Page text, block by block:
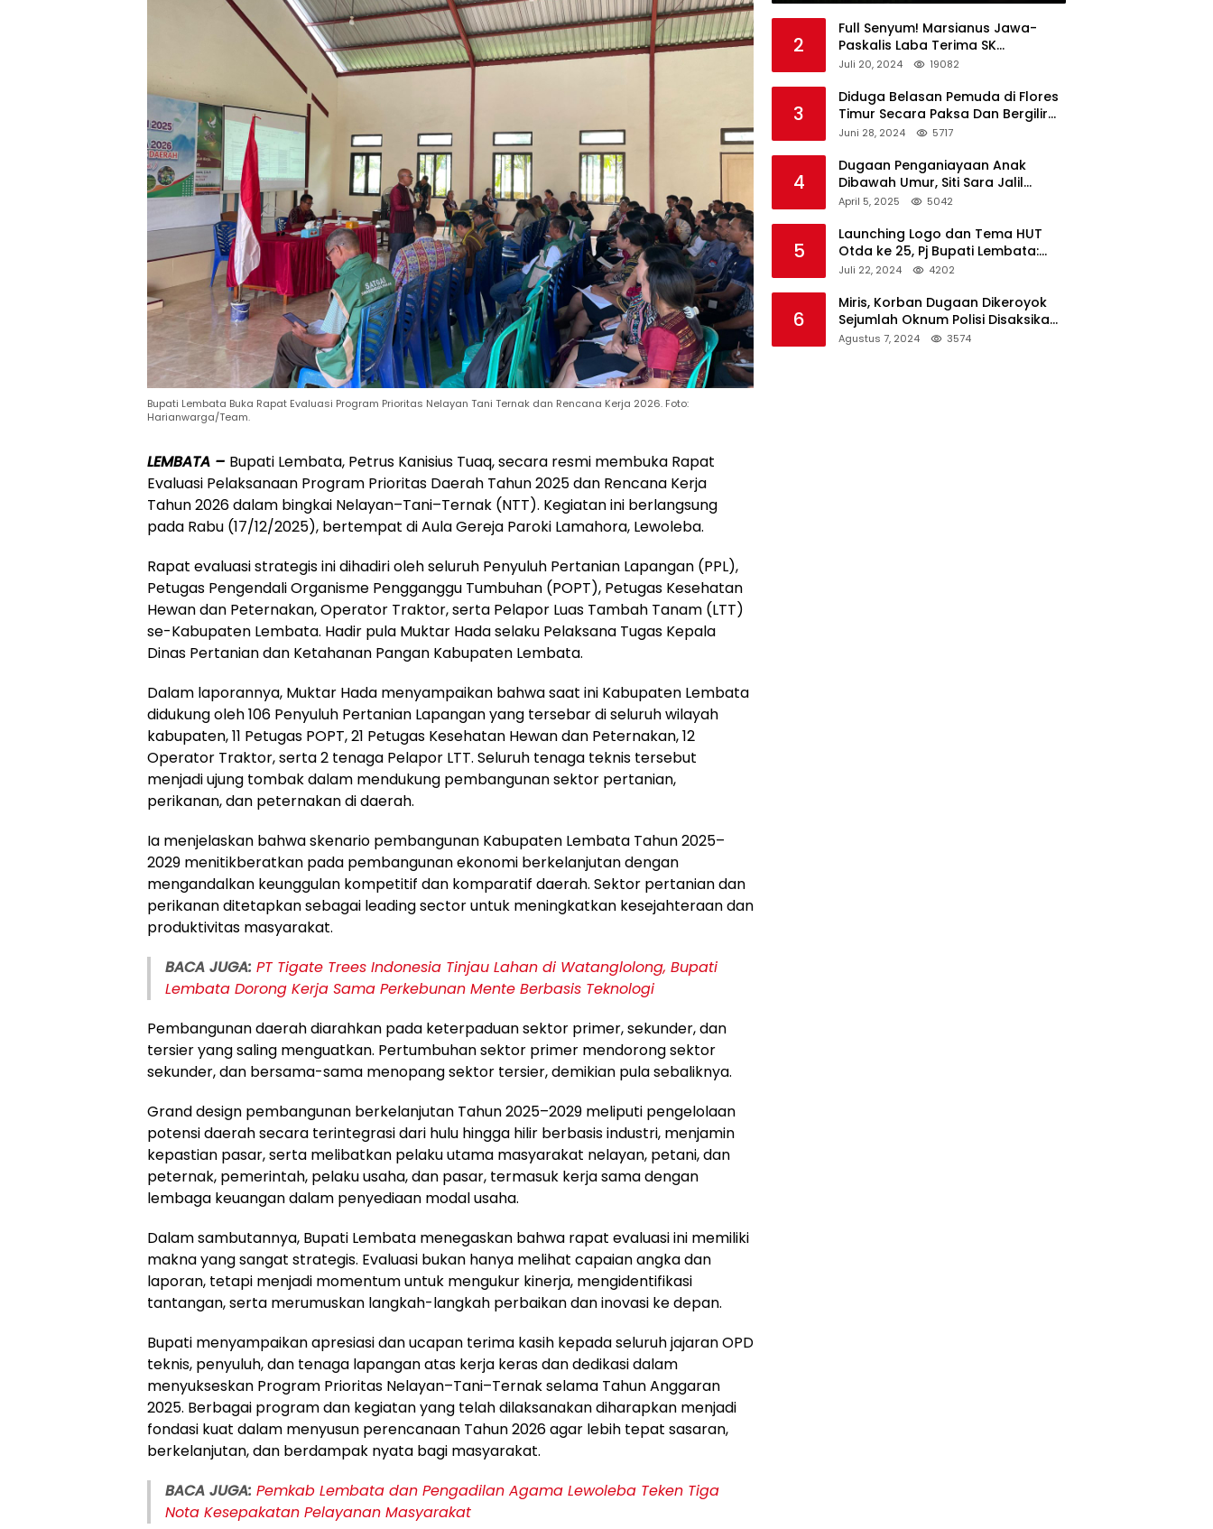
Bupati Lembata Buka Rapat Evaluasi Program Prioritas Nelayan Tani Ternak dan Rencana Kerja 2026. Foto:
Harianwarga/Team.
LEMBATA – Bupati Lembata, Petrus Kanisius Tuaq, secara resmi membuka Rapat
Evaluasi Pelaksanaan Program Prioritas Daerah Tahun 2025 dan Rencana Kerja
Tahun 2026 dalam bingkai Nelayan–Tani–Ternak (NTT). Kegiatan ini berlangsung
pada Rabu (17/12/2025), bertempat di Aula Gereja Paroki Lamahora, Lewoleba.
Rapat evaluasi strategis ini dihadiri oleh seluruh Penyuluh Pertanian Lapangan (PPL),
Petugas Pengendali Organisme Pengganggu Tumbuhan (POPT), Petugas Kesehatan
Hewan dan Peternakan, Operator Traktor, serta Pelapor Luas Tambah Tanam (LTT)
se-Kabupaten Lembata. Hadir pula Muktar Hada selaku Pelaksana Tugas Kepala
Dinas Pertanian dan Ketahanan Pangan Kabupaten Lembata.
Dalam laporannya, Muktar Hada menyampaikan bahwa saat ini Kabupaten Lembata
didukung oleh 106 Penyuluh Pertanian Lapangan yang tersebar di seluruh wilayah
kabupaten, 11 Petugas POPT, 21 Petugas Kesehatan Hewan dan Peternakan, 12
Operator Traktor, serta 2 tenaga Pelapor LTT. Seluruh tenaga teknis tersebut
menjadi ujung tombak dalam mendukung pembangunan sektor pertanian,
perikanan, dan peternakan di daerah.
Ia menjelaskan bahwa skenario pembangunan Kabupaten Lembata Tahun 2025–
2029 menitikberatkan pada pembangunan ekonomi berkelanjutan dengan
mengandalkan keunggulan kompetitif dan komparatif daerah. Sektor pertanian dan
perikanan ditetapkan sebagai leading sector untuk meningkatkan kesejahteraan dan
produktivitas masyarakat.
BACA JUGA: PT Tigate Trees Indonesia Tinjau Lahan di Watanglolong, Bupati
Lembata Dorong Kerja Sama Perkebunan Mente Berbasis Teknologi
Pembangunan daerah diarahkan pada keterpaduan sektor primer, sekunder, dan
tersier yang saling menguatkan. Pertumbuhan sektor primer mendorong sektor
sekunder, dan bersama-sama menopang sektor tersier, demikian pula sebaliknya.
Grand design pembangunan berkelanjutan Tahun 2025–2029 meliputi pengelolaan
potensi daerah secara terintegrasi dari hulu hingga hilir berbasis industri, menjamin
kepastian pasar, serta melibatkan pelaku utama masyarakat nelayan, petani, dan
peternak, pemerintah, pelaku usaha, dan pasar, termasuk kerja sama dengan
lembaga keuangan dalam penyediaan modal usaha.
Dalam sambutannya, Bupati Lembata menegaskan bahwa rapat evaluasi ini memiliki
makna yang sangat strategis. Evaluasi bukan hanya melihat capaian angka dan
laporan, tetapi menjadi momentum untuk mengukur kinerja, mengidentifikasi
tantangan, serta merumuskan langkah-langkah perbaikan dan inovasi ke depan.
Bupati menyampaikan apresiasi dan ucapan terima kasih kepada seluruh jajaran OPD
teknis, penyuluh, dan tenaga lapangan atas kerja keras dan dedikasi dalam
menyukseskan Program Prioritas Nelayan–Tani–Ternak selama Tahun Anggaran
2025. Berbagai program dan kegiatan yang telah dilaksanakan diharapkan menjadi
fondasi kuat dalam menyusun perencanaan Tahun 2026 agar lebih tepat sasaran,
berkelanjutan, dan berdampak nyata bagi masyarakat.
BACA JUGA: Pemkab Lembata dan Pengadilan Agama Lewoleba Teken Tiga
Nota Kesepakatan Pelayanan Masyarakat
2
Full Senyum! Marsianus Jawa-
Paskalis Laba Terima SK
Dukungan Resmi Untuk Pilkada
Juli 20, 2024 19082
3
Diduga Belasan Pemuda di Flores
Timur Secara Paksa Dan Bergilir
Setubuhi Gadis di Bawah Umur
Juni 28, 2024 5717
4
Dugaan Penganiayaan Anak
Dibawah Umur, Siti Sara Jalil
Seorang Warga Desa Normal 1
April 5, 2025 5042
5
Launching Logo dan Tema HUT
Otda ke 25, Pj Bupati Lembata:
Tema ini Bukan Sekedar Refleksi
Juli 22, 2024 4202
6
Miris, Korban Dugaan Dikeroyok
Sejumlah Oknum Polisi Disaksikan
Istri
Agustus 7, 2024 3574